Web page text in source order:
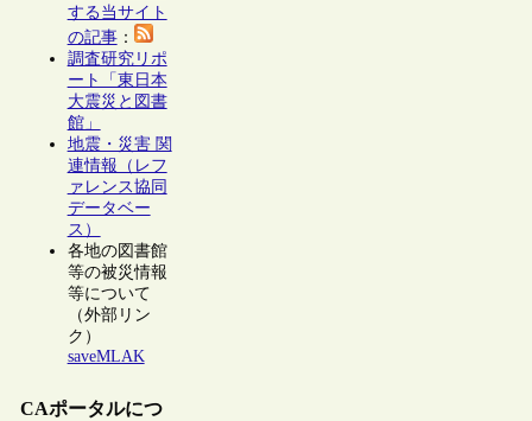
する当サイト
の記事：
調査研究リポ
ート「東日本
大震災と図書
館」
地震・災害 関
連情報（レフ
ァレンス協同
データベー
ス）
各地の図書館
等の被災情報
等について
（外部リン
ク）
saveMLAK
CAポータルにつ